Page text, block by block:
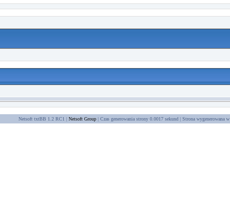
Netsoft txtBB 1.2 RC1 | Netsoft Group| Czas generowania strony 0.0017 sekund | Strona wygenerowana w